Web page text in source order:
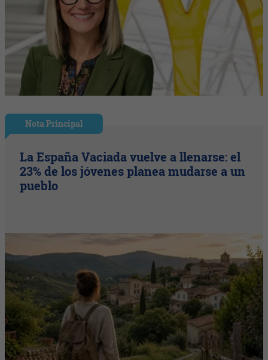
Nota Principal
La España Vaciada vuelve a llenarse: el
23% de los jóvenes planea mudarse a un
pueblo